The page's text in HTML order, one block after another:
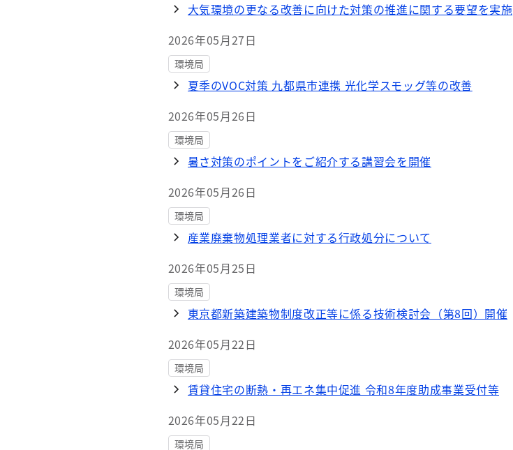
大気環境の更なる改善に向けた対策の推進に関する要望を実施
2026年05月27日
環境局
夏季のVOC対策 九都県市連携 光化学スモッグ等の改善
2026年05月26日
環境局
暑さ対策のポイントをご紹介する講習会を開催
2026年05月26日
環境局
産業廃棄物処理業者に対する行政処分について
2026年05月25日
環境局
東京都新築建築物制度改正等に係る技術検討会（第8回）開催
2026年05月22日
環境局
賃貸住宅の断熱・再エネ集中促進 令和8年度助成事業受付等
2026年05月22日
環境局